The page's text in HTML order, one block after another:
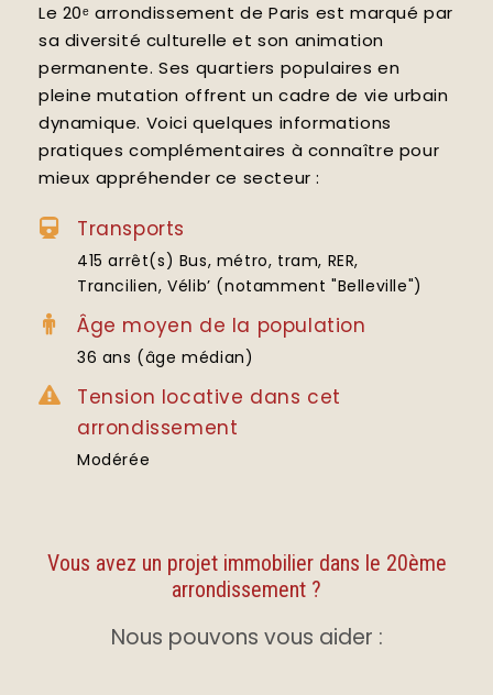
Le 20ᵉ arrondissement de Paris est marqué par
sa diversité culturelle et son animation
permanente. Ses quartiers populaires en
pleine mutation offrent un cadre de vie urbain
dynamique. Voici quelques informations
pratiques complémentaires à connaître pour
mieux appréhender ce secteur :
Transports
415 arrêt(s) Bus, métro, tram, RER,
Trancilien, Vélib’ (notamment "Belleville")
Âge moyen de la population
36 ans (âge médian)
Tension locative dans cet
arrondissement
Modérée
Vous avez un projet immobilier dans le 20ème
arrondissement ?
Nous pouvons vous aider :